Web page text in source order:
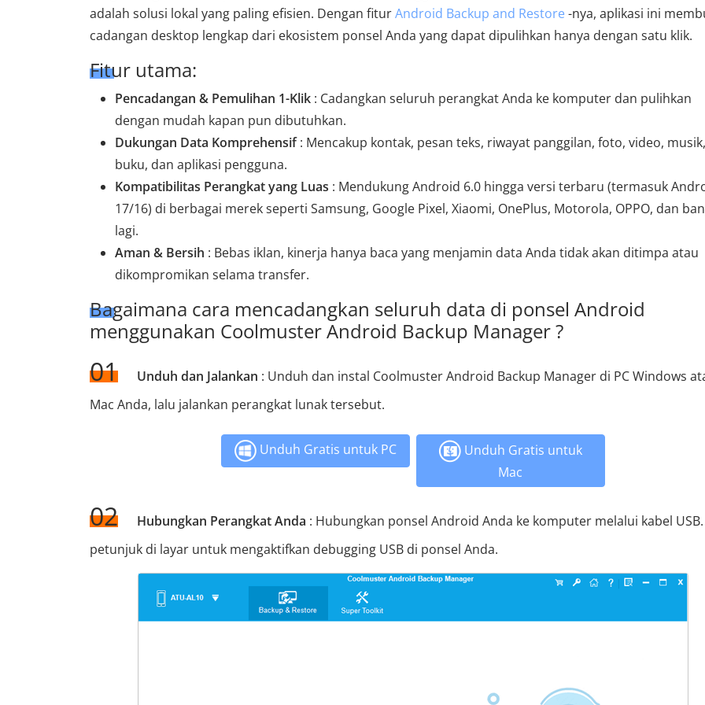
adalah solusi lokal yang paling efisien. Dengan fiturAndroid Backup and Restore -nya, aplikasi ini
cadangan desktop lengkap dari ekosistem ponsel Anda yang dapat dipulihkan hanya dengan satu klik.
Fitur utama:
Pencadangan & Pemulihan 1-Klik : Cadangkan seluruh perangkat Anda ke komputer dan pulihkan
dengan mudah kapan pun dibutuhkan.
Dukungan Data Komprehensif: Mencakup kontak, pesan teks, riwayat panggilan, foto, video, musik,
buku, dan aplikasi pengguna.
Kompatibilitas Perangkat yang Luas : Mendukung Android 6.0 hingga versi terbaru (termasuk
17/16) di berbagai merek seperti Samsung, Google Pixel, Xiaomi, OnePlus, Motorola, OPPO, dan
lagi.
Aman & Bersih : Bebas iklan, kinerja hanya baca yang menjamin data Anda tidak akan ditimpa atau
dikompromikan selama transfer.
Bagaimana cara mencadangkan seluruh data di ponsel Android
menggunakan Coolmuster Android Backup Manager ?
01 Unduh dan Jalankan : Unduh dan instal Coolmuster Android Backup Manager di PC Windows
Mac Anda, lalu jalankan perangkat lunak tersebut.
Unduh Gratis untuk PC
Unduh Gratis untuk
Mac
02 Hubungkan Perangkat Anda : Hubungkan ponsel Android Anda ke komputer melalui kabel
petunjuk di layar untuk mengaktifkan debugging USB di ponsel Anda.